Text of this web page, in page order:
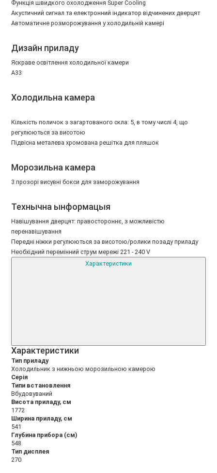
Функція швидкого охолодження Super Сooling
Акустичний сигнал та електронний індикатор відчинених дверцят
Автоматичне розморожування у холодильній камері
Дизайн приладу
Яскраве освітлення холодильної камери
A33
Холодильна камера
Кількість поличок з загартованого скла: 5, в тому числі 4, що
регулюються за висотою
Підвісна металева хромована решітка для пляшок
Морозильна камера
3 прозорі висувні бокси для заморожування
Технычна ынформацыя
Навішування дверцят: правостороннє, з можливістю
перенавішування
Передні ніжки регулюються за висотою/ролики позаду приладу
Необхідний перемінний струм мережі 221 - 240 V
Xарактеристики
Тип приладу
Холодильник з нижньою морозильною камерою
Серія
Типи встановлення
Вбудовуваний
Висота приладу, см
1772
Ширина приладу, см
541
Глубина прибора (см)
548
Тип дисплея
270